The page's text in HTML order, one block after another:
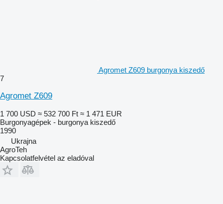
Agromet Z609 burgonya kiszedő
7
Agromet Z609
1 700 USD ≈ 532 700 Ft ≈ 1 471 EUR
Burgonyagépek - burgonya kiszedő
1990
Ukrajna
AgroTeh
Kapcsolatfelvétel az eladóval